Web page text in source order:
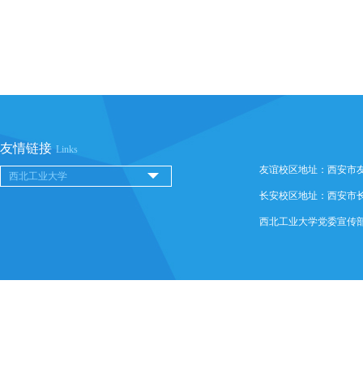
友情链接 Links
友谊校区地址：西安市
长安校区地址：西安市
西北工业大学党委宣传